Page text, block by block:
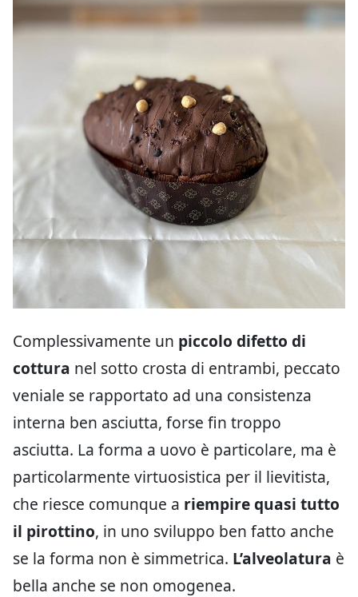
Complessivamente un piccolo difetto di
cottura nel sotto crosta di entrambi, peccato
veniale se rapportato ad una consistenza
interna ben asciutta, forse fin troppo
asciutta. La forma a uovo è particolare, ma è
particolarmente virtuosistica per il lievitista,
che riesce comunque a riempire quasi tutto
il pirottino, in uno sviluppo ben fatto anche
se la forma non è simmetrica. L’alveolatura è
bella anche se non omogenea.